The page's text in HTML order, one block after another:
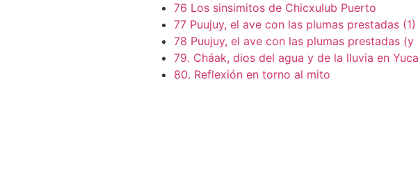
76 Los sinsimitos de Chicxulub Puerto
77 Puujuy, el ave con las plumas prestadas (1)
78 Puujuy, el ave con las plumas prestadas (y
79. Cháak, dios del agua y de la lluvia en
80. Reflexión en torno al mito